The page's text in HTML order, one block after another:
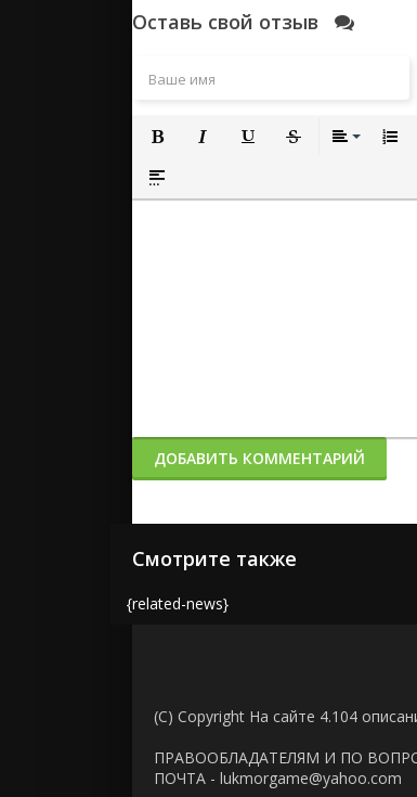
Оставь свой отзыв
Полужирный
Вставка спойлера
ДОБАВИТЬ КОММЕНТАРИЙ
Смотрите также
{related-news}
(C) Copyright На сайте 4.104
ПРАВООБЛАДАТЕЛЯМ И ПО
ПОЧТА - lukmorgame@yahoo.com